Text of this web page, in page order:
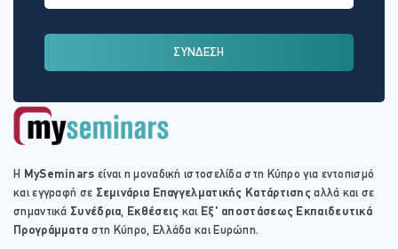
ΣΥΝΔΕΣΗ
Η MySeminars είναι η μοναδική ιστοσελίδα στη Κύπρο για εντοπισμό
και εγγραφή σε Σεμινάρια Επαγγελματικής Κατάρτισης αλλά και σε
σημαντικά Συνέδρια, Εκθέσεις και Εξ' αποστάσεως Εκπαιδευτικά
Προγράμματα στη Κύπρο, Ελλάδα και Ευρώπη.